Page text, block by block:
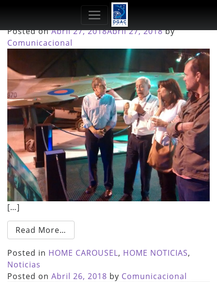
Abril 2018
Posted onAbril 27, 2018Abril 27, 2018by
Comunicacional
[…]
Read More…
Posted in HOME CAROUSEL, HOME NOTICIAS,
Noticias
Posted on Abril 26, 2018 by Comunicacional